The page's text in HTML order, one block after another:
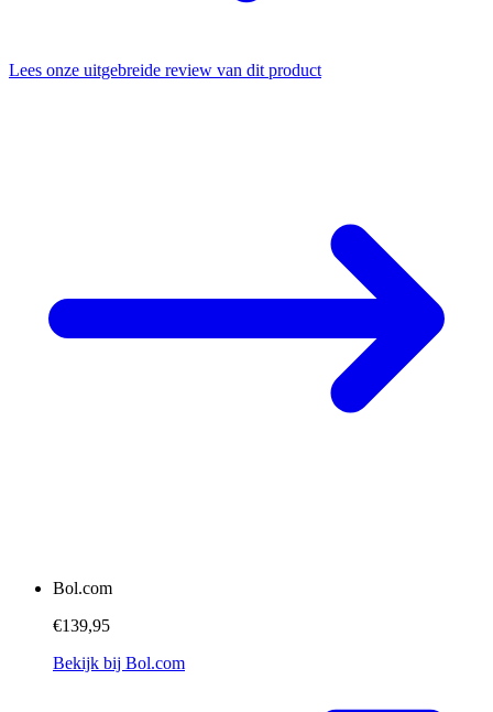
Lees onze uitgebreide review van dit product
Bol.com
€139,95
Bekijk bij Bol.com